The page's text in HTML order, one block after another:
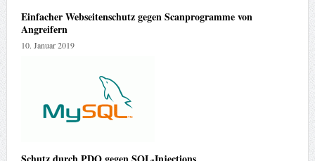
Einfacher Webseitenschutz gegen Scanprogramme von
Angreifern
10. Januar 2019